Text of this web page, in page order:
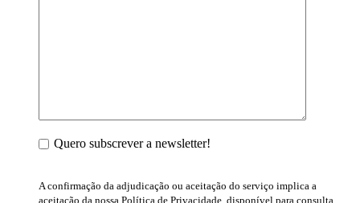
Quero subscrever a newsletter!
A confirmação da adjudicação ou aceitação do serviço implica a
aceitação da nossa Política de Privacidade, disponível para consulta